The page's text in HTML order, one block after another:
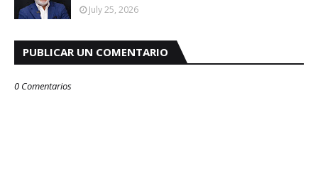
July 25, 2026
PUBLICAR UN COMENTARIO
0 Comentarios